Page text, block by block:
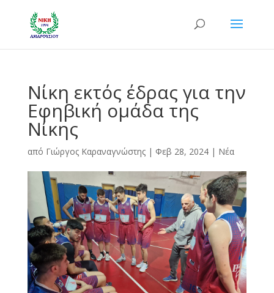
Νίκη εκτός έδρας για την
Εφηβική ομάδα της
Νίκης
από Γιώργος Καραναγνώστης| Φεβ 28, 2024| Νέα